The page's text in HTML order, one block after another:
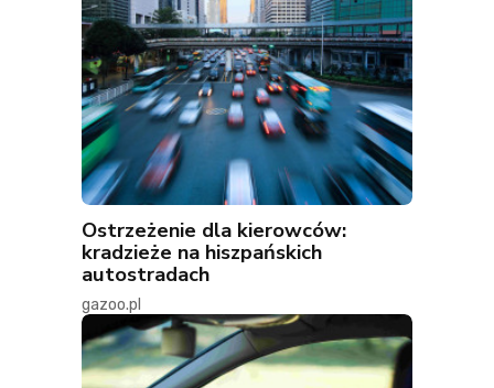
Ostrzeżenie dla kierowców:
kradzieże na hiszpańskich
autostradach
gazoo.pl